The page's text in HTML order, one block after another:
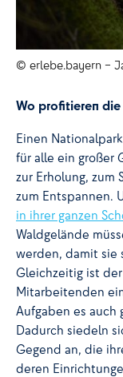
© erlebe.bayern –
Wo profitieren die
Einen
für alle ein großer
zur Erholung, zum
zum Entspannen.
in ihrer ganzen
Waldgelände
werden, damit sie
Gleichzeitig ist
Mitarbeitenden
Aufgaben es auch
Dadurch siedeln
Gegend an, die
deren